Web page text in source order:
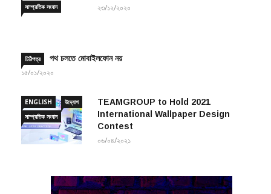
সাম্প্রতিক সংবাদ
২৩/১২/২০২০
চিঠিপত্র পথ চলতে মোবাইলফোন নয়
১৫/০১/২০২০
ENGLISH
উদ্যোগ
সাম্প্রতিক সংবাদ
TEAMGROUP to Hold 2021
International Wallpaper Design
Contest
০৬/০৪/২০২১